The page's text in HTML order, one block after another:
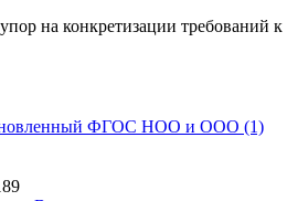
на конкретизации требований
ФГОС НОО и ООО (1)